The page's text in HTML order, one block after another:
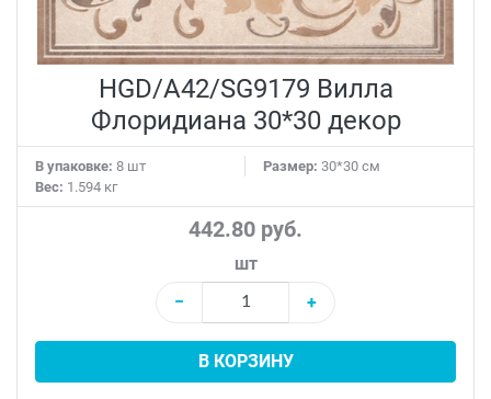
HGD/A42/SG9179 Вилла
Флоридиана 30*30 декор
В упаковке: 8 шт Размер: 30*30 см
Вес: 1.594 кг
442.80 руб.
шт
−
+
В КОРЗИНУ